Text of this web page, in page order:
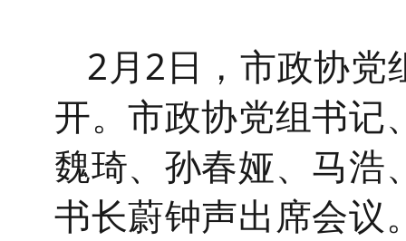
2月2日，市政协党
开。市政协党组书记
魏琦、孙春娅、马浩
书长蔚钟声出席会议